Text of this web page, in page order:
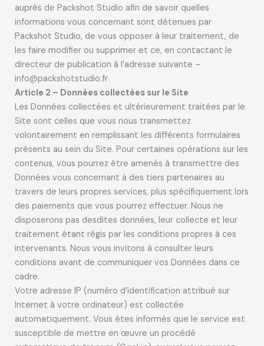
auprès de Packshot Studio afin de savoir quelles
informations vous concernant sont détenues par
Packshot Studio, de vous opposer à leur traitement, de
les faire modifier ou supprimer et ce, en contactant le
directeur de publication à l’adresse suivante –
info@packshotstudio.fr
Article 2 – Données collectées sur le Site
Les Données collectées et ultérieurement traitées par le
Site sont celles que vous nous transmettez
volontairement en remplissant les différents formulaires
présents au sein du Site. Pour certaines opérations sur les
contenus, vous pourrez être amenés à transmettre des
Données vous concernant à des tiers partenaires au
travers de leurs propres services, plus spécifiquement lors
des paiements que vous pourrez effectuer. Nous ne
disposerons pas desdites données, leur collecte et leur
traitement étant régis par les conditions propres à ces
intervenants. Nous vous invitons à consulter leurs
conditions avant de communiquer vos Données dans ce
cadre.
Votre adresse IP (numéro d’identification attribué sur
Internet à votre ordinateur) est collectée
automatiquement. Vous êtes informés que le service est
susceptible de mettre en œuvre un procédé